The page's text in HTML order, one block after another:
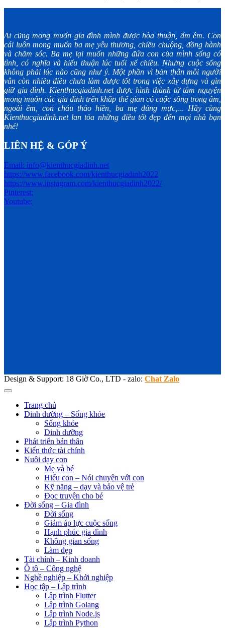
Ai cũng mong muốn gia đình mình được hòa thuận, ấm êm. Con
cái luôn mong muốn ba mẹ yêu thương, chiều chuộng, đồng hành
và chăm sóc. Ba mẹ lại muốn những đứa con của mình sống có
tình, có nghĩa và hiếu thuận lúc tuổi xế chiều. Nhưng cuộc sống
không phải lúc nào cũng như ý. Một phần vì bản thân mỗi người
vẫn còn nhiều điều chưa làm được tốt trong việc xây dựng và gìn
giữ gia đình. Kienthucgiadinh.net được hình thành từ tâm nguyện
mong muốn các gia đình trên khắp thế gian có cuộc sống trong ấm,
ngoài êm, con cháu thảo hiền, ba mẹ đúng mực,... Hãy cùng
Kienthucgiadinh.net lan tỏa những điều tốt đẹp đến mọi nhà bạn
nhé!
LIÊN HỆ & GÓP Ý
Email: info@kienthucgiadinh.net
https://www.facebook.com/kienthucgiadinh2022
https://www.instagram.com/kienthucgiadinh2022/
Pinterest:
Youtube:
Design & Support: 18 Giờ Co., LTD - zalo: Chat Zalo
Trang chủ
Dinh dưỡng – Sống khỏe
Sống khỏe
Dinh dưỡng
Phát triển bản thân
Kiến thức tài chính
Nuôi dạy con
Mẹ và bé
Hiểu con – Nói chuyện với con
Kỹ năng – dạy và bảo vệ trẻ
Đọc truyện cho bé
Đời sống – Gia đình
Đời sống
Giảm áp lực cuộc sống
Hạnh phúc gia đình
Không gian sống
Làm đẹp
Tài chính – Kinh doanh
Ô tô – Công nghệ
Nghề nghiệp – Khởi nghiệp
Học tập – Lập trình
Lập trình Flutter
Lập trình Golang
Lập trình Node.js
Lập trình Python